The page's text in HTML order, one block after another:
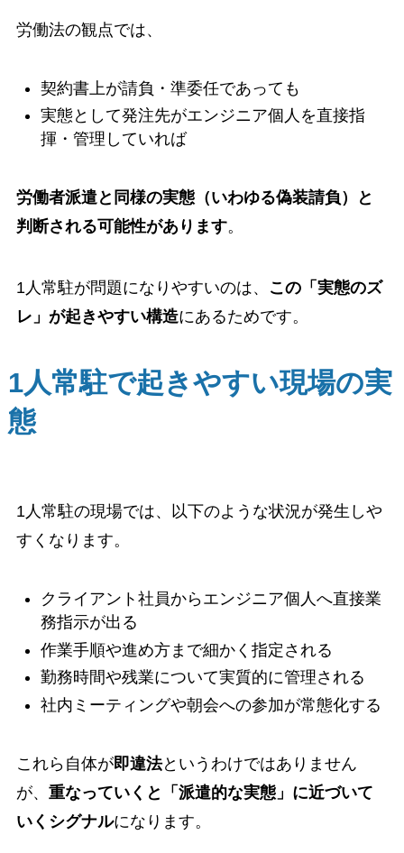
労働法の観点では、
契約書上が請負・準委任であっても
実態として発注先がエンジニア個人を直接指
揮・管理していれば
労働者派遣と同様の実態（いわゆる偽装請負）と
判断される可能性があります。
1人常駐が問題になりやすいのは、
この「実態のズ
レ」が起きやすい構造にあるためです。
1人常駐で起きやすい現場の実
態
1人常駐の現場では、以下のような状況が発生しや
すくなります。
クライアント社員からエンジニア個人へ直接業
務指示が出る
作業手順や進め方まで細かく指定される
勤務時間や残業について実質的に管理される
社内ミーティングや朝会への参加が常態化する
これら自体が即違法というわけではありません
が、 重なっていくと「派遣的な実態」に近づいて
いくシグナルになります。